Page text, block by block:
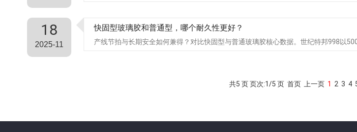
18
2025-11
快固型玻璃胶和普通型，哪个耐久性更好？
产线节拍与长期安全如何兼得？对比快固型与普通玻璃胶核心数据。世纪特邦998以
共5 页 页次:1/5 页 首页 上一页 1 2 3 4